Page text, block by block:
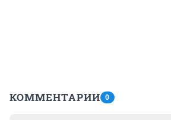
КОММЕНТАРИИ 0